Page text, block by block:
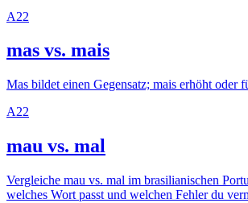
A22
mas vs. mais
Mas bildet einen Gegensatz; mais erhöht oder
A22
mau vs. mal
Vergleiche mau vs. mal im brasilianischen
welches Wort passt und welchen Fehler du